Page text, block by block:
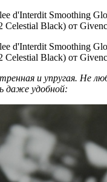
и упругая. Не
даже удобной: